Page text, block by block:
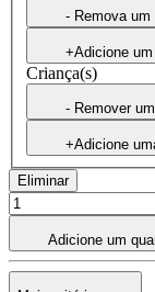
- Remova um
+Adicione
Criança(s)
- Remover
+Adicione
Eliminar
Adicione um